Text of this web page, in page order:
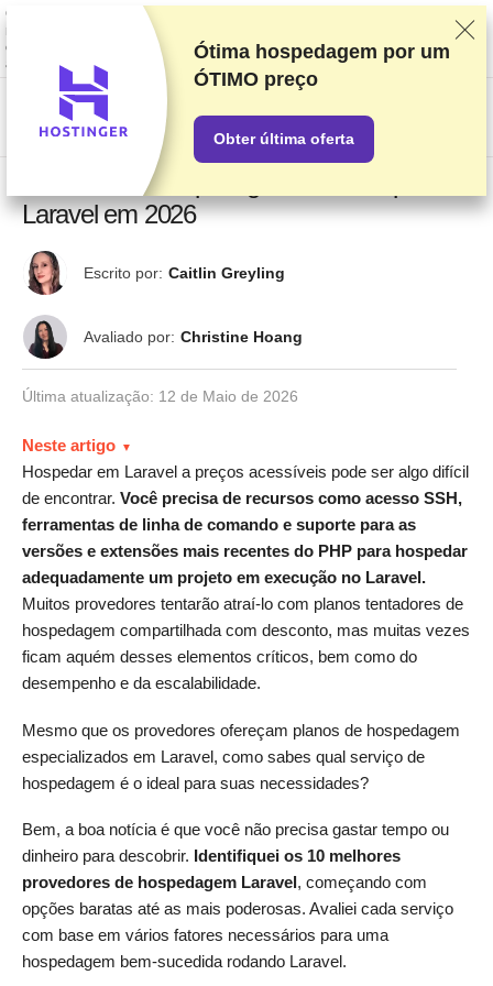
Classificamos os fornecedores com base em testes e pesquisas rigorosos,
mas também levamos em consideração seu feedback e nossos acordos
comerciais com provedores. Esta página contém links de
afiliados.Divulgação de Publicidade
US$
10 melhores hospedagens da Web para
Laravel em 2026
Escrito por: Caitlin Greyling
Avaliado por: Christine Hoang
Última atualização: 12 de Maio de 2026
Neste artigo
Hospedar em Laravel a preços acessíveis pode ser algo difícil
de encontrar. Você precisa de recursos como acesso SSH,
ferramentas de linha de comando e suporte para as
versões e extensões mais recentes do PHP para hospedar
adequadamente um projeto em execução no Laravel.
Muitos provedores tentarão atraí-lo com planos tentadores de
hospedagem compartilhada com desconto, mas muitas vezes
ficam aquém desses elementos críticos, bem como do
desempenho e da escalabilidade.
Mesmo que os provedores ofereçam planos de hospedagem
especializados em Laravel, como sabes qual serviço de
hospedagem é o ideal para suas necessidades?
Bem, a boa notícia é que você não precisa gastar tempo ou
dinheiro para descobrir. Identifiquei os 10 melhores
provedores de hospedagem Laravel, começando com
opções baratas até as mais poderosas. Avaliei cada serviço
com base em vários fatores necessários para uma
hospedagem bem-sucedida rodando Laravel.
Ótima hospedagem por um
ÓTIMO preço
Obter última oferta